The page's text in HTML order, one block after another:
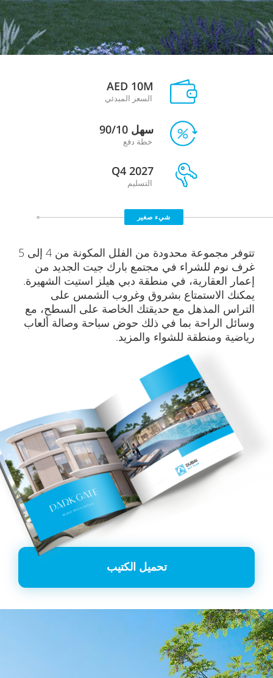
شيء صغير
AED 10M
السعر المبدئي
سهل 90/10
خطة دفع
Q4 2027
التسليم
تتوفر مجموعة محدودة من الفلل المكونة من 4 إلى 5
غرف نوم للشراء في مجتمع بارك جيت الجديد من
إعمار العقارية، في منطقة دبي هيلز استيت الشهيرة.
يمكنك الاستمتاع بشروق وغروب الشمس على
التراس المذهل مع حديقتك الخاصة على السطح، مع
وسائل الراحة بما في ذلك حوض سباحة وصالة ألعاب
رياضية ومنطقة للشواء والمزيد.
تحميل الكتيب